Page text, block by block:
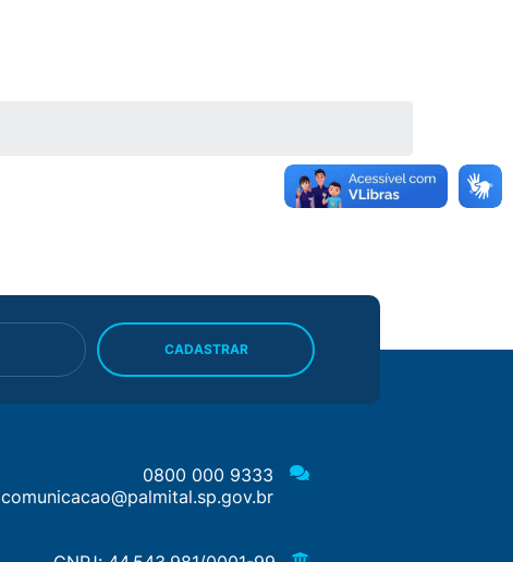
CADASTRAR
0800 000 9333
comunicacao@palmital.sp.gov.br